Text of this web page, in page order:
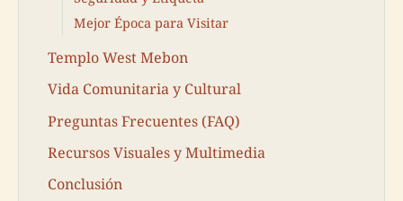
Mejor Época para Visitar
Templo West Mebon
Vida Comunitaria y Cultural
Preguntas Frecuentes (FAQ)
Recursos Visuales y Multimedia
Conclusión